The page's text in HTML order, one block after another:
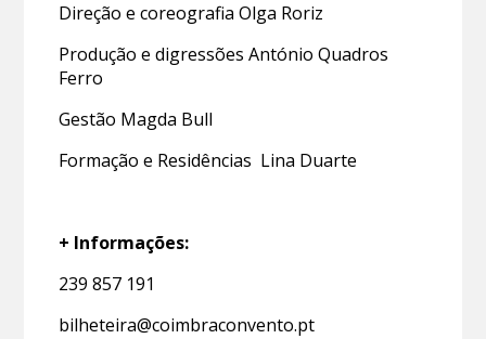
Direção e coreografia Olga Roriz
Produção e digressões António Quadros
Ferro
Gestão Magda Bull
Formação e Residências Lina Duarte
+ Informações:
239 857 191
bilheteira@coimbraconvento.pt